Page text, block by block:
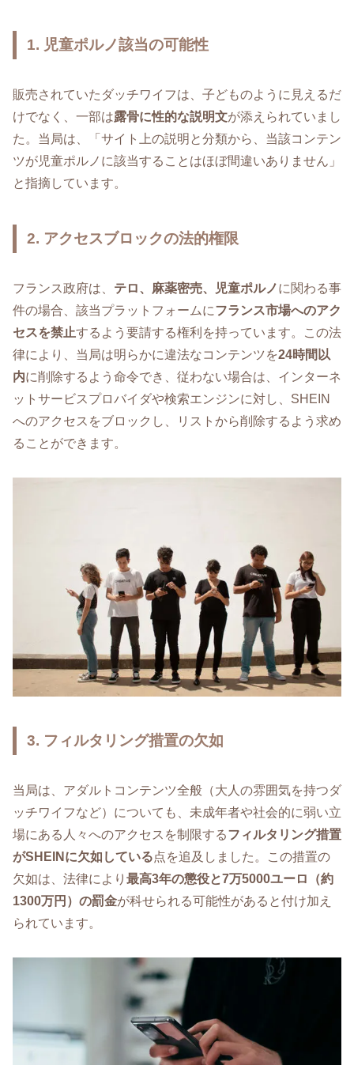
1. 児童ポルノ該当の可能性
販売されていたダッチワイフは、子どものように見えるだ
けでなく、一部は露骨に性的な説明文が添えられていまし
た。当局は、「サイト上の説明と分類から、当該コンテン
ツが児童ポルノに該当することはほぼ間違いありません」
と指摘しています。
2. アクセスブロックの法的権限
フランス政府は、 テロ、麻薬密売、児童ポルノに関わる事
件の場合、該当プラットフォームにフランス市場へのアク
セスを禁止するよう要請する権利を持っています。この法
律により、当局は明らかに違法なコンテンツを24時間以
内に削除するよう命令でき、従わない場合は、インターネ
ットサービスプロバイダや検索エンジンに対し、SHEIN
へのアクセスをブロックし、リストから削除するよう求め
ることができます。
3. フィルタリング措置の欠如
当局は、アダルトコンテンツ全般（大人の雰囲気を持つダ
ッチワイフなど）についても、未成年者や社会的に弱い立
場にある人々へのアクセスを制限するフィルタリング措置
がSHEINに欠如している点を追及しました。この措置の
欠如は、法律により 最高3年の懲役と7万5000ユーロ（約
1300万円）の罰金が科せられる可能性があると付け加え
られています。